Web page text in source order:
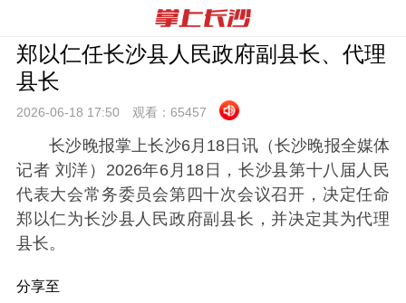
郑以仁任长沙县人民政府副县长、代理
县长
2026-06-18 17:50 观看： 65457
长沙晚报掌上长沙6月18日讯（长沙晚报全媒体
记者 刘洋）2026年6月18日，长沙县第十八届人民
代表大会常务委员会第四十次会议召开，决定任命
郑以仁为长沙县人民政府副县长，并决定其为代理
县长。
分享至